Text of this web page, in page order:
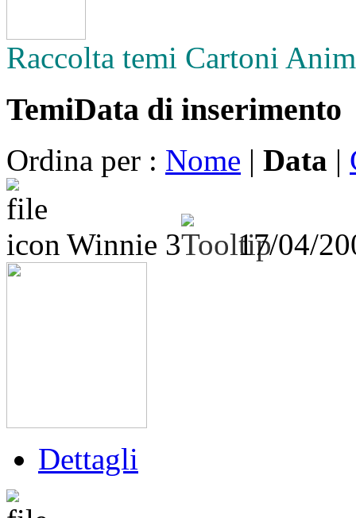
Raccolta temi Cartoni
TemiData di inserimento
Ordina per : Nome | Data |
Winnie 3 17/04/
Dettagli